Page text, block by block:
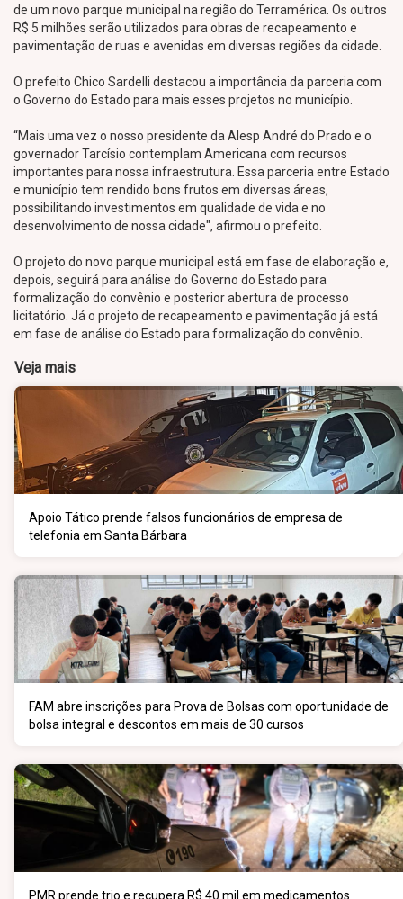
de um novo parque municipal na região do Terramérica. Os outros
R$ 5 milhões serão utilizados para obras de recapeamento e
pavimentação de ruas e avenidas em diversas regiões da cidade.
O prefeito Chico Sardelli destacou a importância da parceria com
o Governo do Estado para mais esses projetos no município.
“Mais uma vez o nosso presidente da Alesp André do Prado e o
governador Tarcísio contemplam Americana com recursos
importantes para nossa infraestrutura. Essa parceria entre Estado
e município tem rendido bons frutos em diversas áreas,
possibilitando investimentos em qualidade de vida e no
desenvolvimento de nossa cidade", afirmou o prefeito.
O projeto do novo parque municipal está em fase de elaboração e,
depois, seguirá para análise do Governo do Estado para
formalização do convênio e posterior abertura de processo
licitatório. Já o projeto de recapeamento e pavimentação já está
em fase de análise do Estado para formalização do convênio.
Veja mais
Apoio Tático prende falsos funcionários de empresa de
telefonia em Santa Bárbara
FAM abre inscrições para Prova de Bolsas com oportunidade de
bolsa integral e descontos em mais de 30 cursos
PMR prende trio e recupera R$ 40 mil em medicamentos